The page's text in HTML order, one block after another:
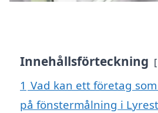
Innehållsförteckning
1 Vad kan ett företag
på fönstermålning i